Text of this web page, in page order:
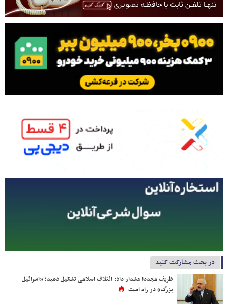
در بحث مشارکت کنید
ظریف مجددا هشدار داد: ائتلاف اسلامی تشکیل دهید؛ «اسرائیل
بزرگ» در راه است